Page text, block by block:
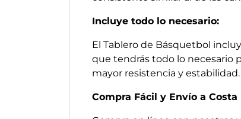
Incluye todo lo necesario:
El Tablero de Básquetbol
que tendrás todo lo necesario
mayor resistencia y estabilidad.
Compra Fácil y Envío a Costa